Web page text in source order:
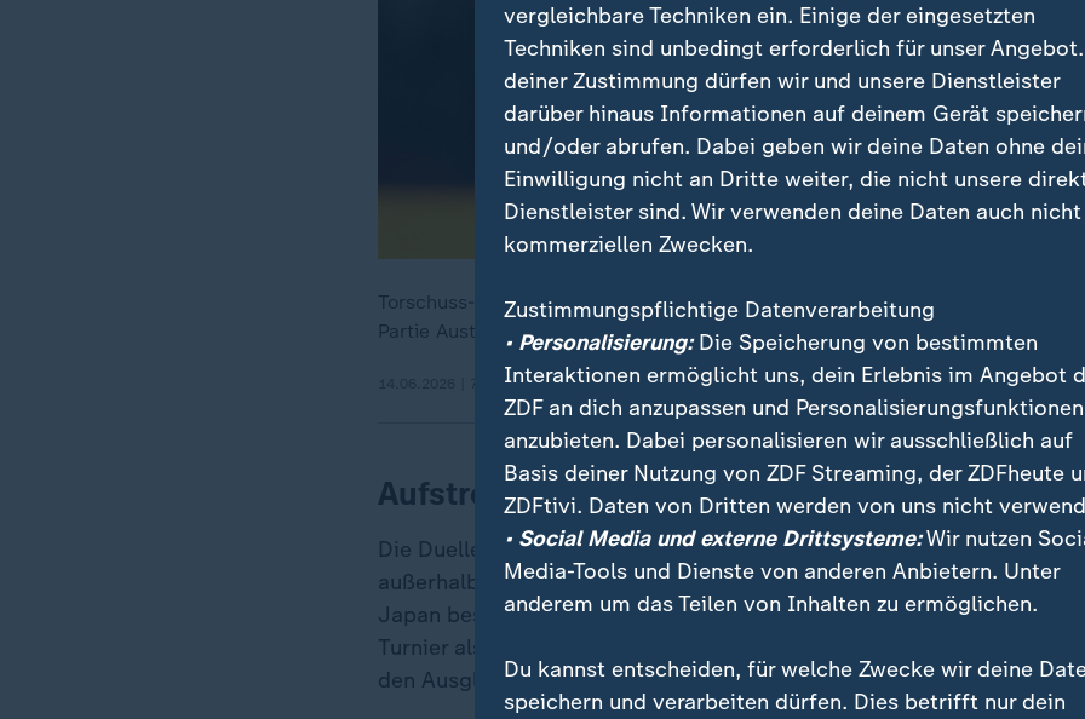
Torschuss-Rekord auf der einen, gnadenlose Chancenverwertung auf der
Partie Australien gegen die Türkei bringt die nächste WM-Überraschung.
14.06.2026 | 7:12 min
Aufstrebende Nationen außerhalb Europas
Die Duelle von Belgien und den Niederlanden verdeutlichen, dass
außerhalb Europas in den letzten Jahren einen Sprung nach vorn
Japan besiegte schon bei der WM 2022 Deutschland und Spanien
Turnier als einer der
. Nakamura und Kamada
den Ausgleich und bewiesen mentale Stärke.
vergleichbare Techniken ein. Einige der eingesetzten
Techniken sind unbedingt erforderlich für unser
deiner Zustimmung dürfen wir und unsere Dienstleister
darüber hinaus Informationen auf deinem Gerät
und/oder abrufen. Dabei geben wir deine Daten ohne
Einwilligung nicht an Dritte weiter, die nicht unsere
Dienstleister sind. Wir verwenden deine Daten auch nicht
kommerziellen Zwecken.
Zustimmungspflichtige Datenverarbeitung
• Personalisierung:Die Speicherung von bestimmten
Interaktionen ermöglicht uns, dein Erlebnis im Angebot
ZDF an dich anzupassen und Personalisierungsfunktionen
anzubieten. Dabei personalisieren wir ausschließlich auf
Basis deiner Nutzung von ZDF Streaming, der ZDFheute
ZDFtivi. Daten von Dritten werden von uns nicht
• Social Media und externe Drittsysteme:Wir nutzen
Media-Tools und Dienste von anderen Anbietern. Unter
anderem um das Teilen von Inhalten zu ermöglichen.
Du kannst entscheiden, für welche Zwecke wir deine
speichern und verarbeiten dürfen. Dies betrifft nur dein